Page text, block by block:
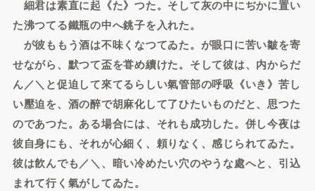
細君は素直に起《た》つた。そして灰の中にぢかに置い
た沸つてる鐵瓶の中へ銚子を入れた。
が彼ももう酒は不味くなつてゐた。が眼口に苦い皺を寄
せながら、默つて盃を甞め續けた。そして彼は、内からだ
ん／＼と促迫して來てるらしい氣管部の呼吸《いき》苦し
い壓迫を、酒の醉で胡麻化して了ひたいものだと、思つた
のであつた。ある場合には、それも成功した。併し今夜は
彼自身にも、それが心細く、頼りなく、感じられてゐた。
彼は飮んでも／＼、暗い冷めたい穴のやうな處へと、引込
まれて行く氣がしてゐた。